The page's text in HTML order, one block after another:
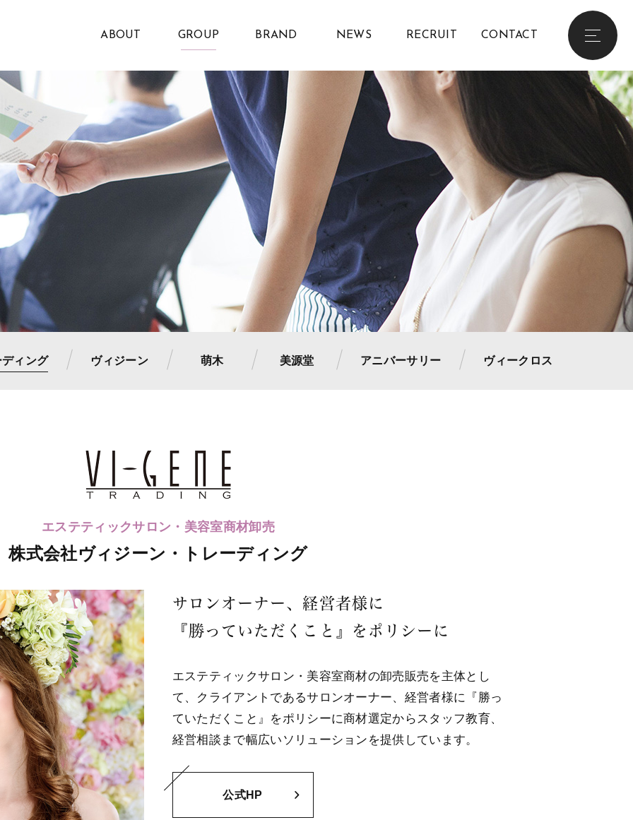
ABOUT GROUP BRAND NEWS RECRUIT CONTACT
ィング ヴィジーン 萌木 美源堂 アニバーサリー ヴィークロス
エステティックサロン・美容室商材卸売
株式会社ヴィジーン・トレーディング
サロンオーナー、 経営者様に
『勝っていただくこと』を ポリシーに
エステティックサロン・美容室商材の卸売販売を主体とし
て、クライアントであるサロンオーナー、経営者様に『勝っ
ていただくこと』をポリシーに商材選定からスタッフ教育、
経営相談まで幅広いソリューションを提供しています。
公式HP